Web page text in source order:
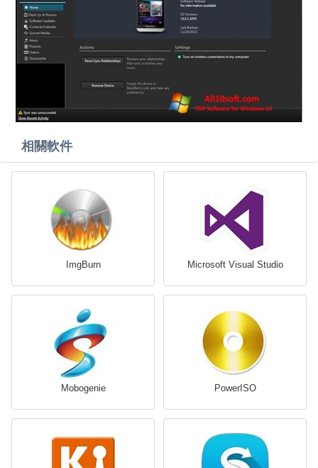
相關軟件
ImgBurn Microsoft Visual Studio
Mobogenie PowerISO